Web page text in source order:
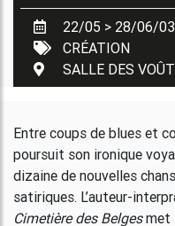
22/05 > 28/06/03
CRÉATION
SALLE DES
Entre coups de blues et
poursuit son ironique
dizaine de nouvelles
satiriques. L’auteur-
Cimetière des Belgesmet